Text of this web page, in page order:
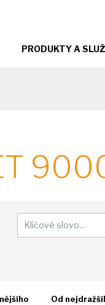
PRODUKTY A
Od